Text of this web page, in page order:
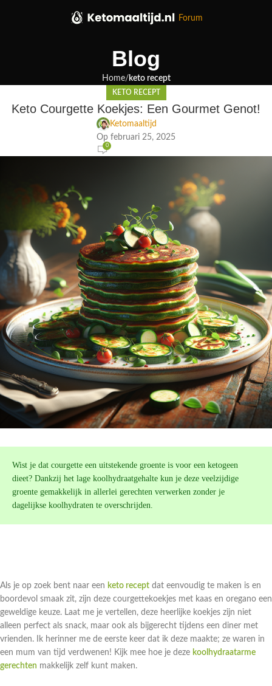
Forum
Blog
Home keto recept
KETO RECEPT
Keto Courgette Koekjes: Een Gourmet Genot!
Ketomaaltijd
Op februari 25, 2025
0
Wist je dat courgette een uitstekende groente is voor een ketogeen
dieet? Dankzij het lage koolhydraatgehalte kun je deze veelzijdige
groente gemakkelijk in allerlei gerechten verwerken zonder je
dagelijkse koolhydraten te overschrijden.
Als je op zoek bent naar een keto recept dat eenvoudig te maken is en
boordevol smaak zit, zijn deze courgettekoekjes met kaas en oregano een
geweldige keuze. Laat me je vertellen, deze heerlijke koekjes zijn niet
alleen perfect als snack, maar ook als bijgerecht tijdens een diner met
vrienden. Ik herinner me de eerste keer dat ik deze maakte; ze waren in
een mum van tijd verdwenen! Kijk mee hoe je deze koolhydraatarme
gerechten makkelijk zelf kunt maken.